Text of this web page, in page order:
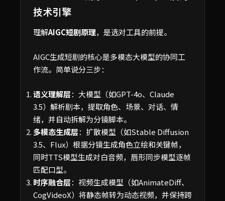
技术引擎
理解AIGC短剧原理，是选对工具的前提。
AIGC生成短剧的核心是多模态大模型的协同工
作流。简单说分三步：
语义理解层：大模型（如GPT-4o、Claude
3.5）解析剧本，提取角色、场景、对话、情
绪，并自动拆解为分镜脚本。
多模态生成层：扩散模型（如Stable Diffusion
3.5、Flux）根据分镜生成角色立绘和关键帧，
同时TTS模型生成对白音频，唇形同步模型逐帧
匹配口型。
时序融合层：视频生成模型（如AnimateDiff、
CogVideoX）将静态帧转为动态视频，并保持跨